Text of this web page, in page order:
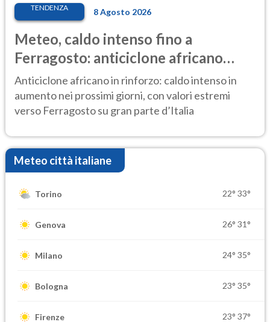
TENDENZA 8 Agosto 2026
Meteo, caldo intenso fino a
Ferragosto: anticiclone africano
ancora protagonista
Anticiclone africano in rinforzo: caldo intenso in
aumento nei prossimi giorni, con valori estremi
verso Ferragosto su gran parte d’Italia
Meteo città italiane
Torino 22° 33°
Genova 26° 31°
Milano 24° 35°
Bologna 23° 35°
Firenze 23° 37°